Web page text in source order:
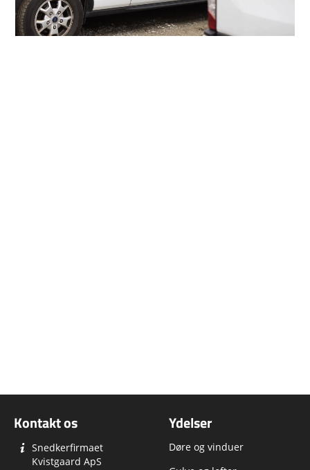
Kontakt os
Snedkerfirmaet
Kvistgaard ApS
Ydelser
Døre og vinduer